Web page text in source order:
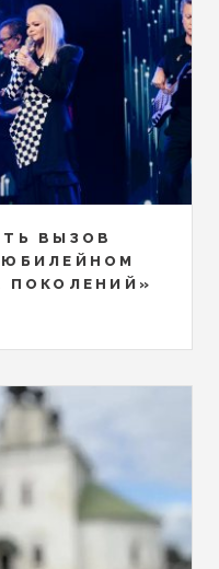
ВЫЗОВ
ПОКОЛЕНИЙ»